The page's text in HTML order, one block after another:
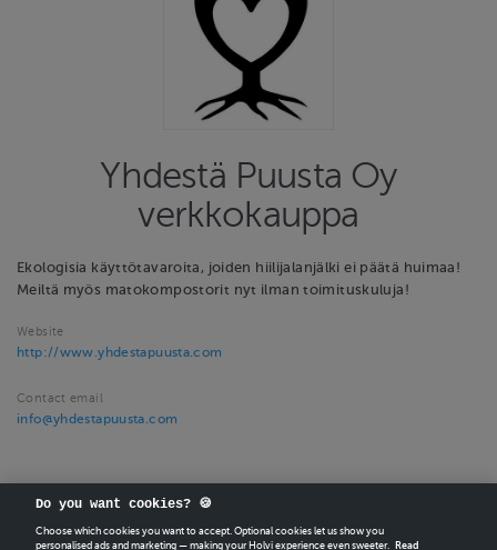
Yhdestä Puusta Oy
verkkokauppa
Ekologisia käyttötavaroita, joiden hiilijalanjälki ei päätä huimaa!
Meiltä myös matokompostorit nyt ilman toimituskuluja!
Website
http://www.yhdestapuusta.com
Contact email
info@yhdestapuusta.com
Do you want cookies? 🍪
Choose which cookies you want to accept. Optional cookies let us show you
personalised ads and marketing — making your Holvi experience even sweeter.
Read